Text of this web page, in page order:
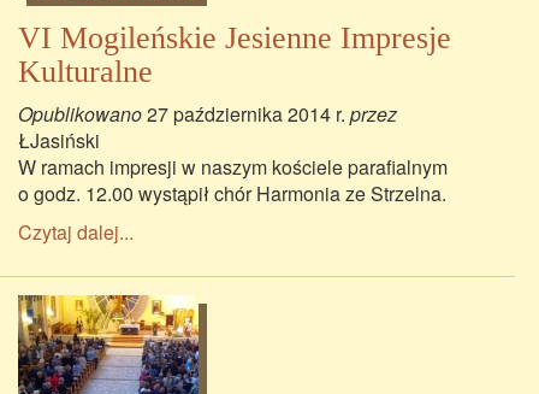
VI Mogileńskie Jesienne Impresje
Kulturalne
Opublikowano27 października 2014 r. przez
ŁJasiński
W ramach impresji w naszym kościele parafialnym
o godz. 12.00 wystąpił chór Harmonia ze Strzelna.
Czytaj dalej...